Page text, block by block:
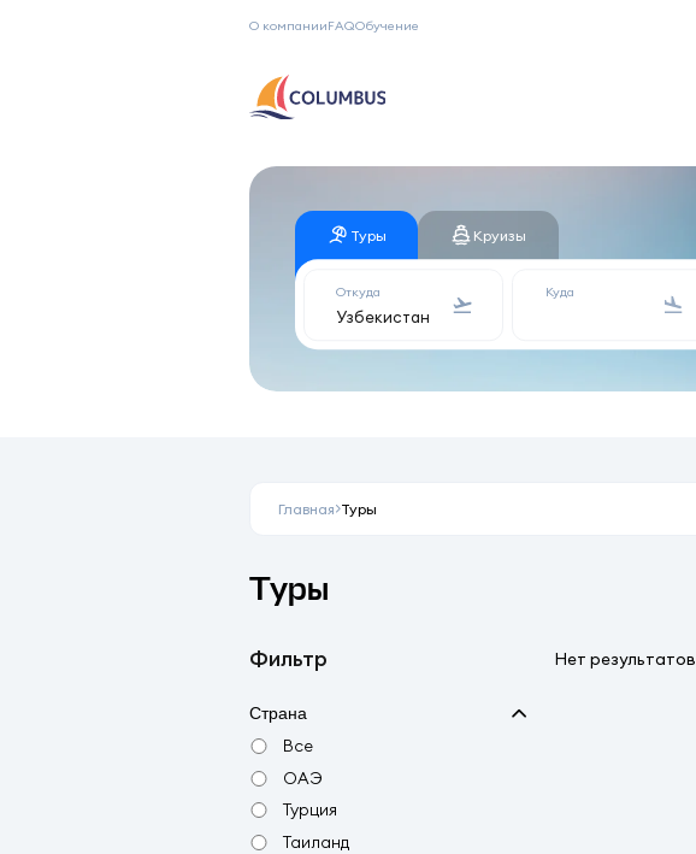
О компанииFAQОбучение
Туры Круизы
Откуда Куда
Главная Туры
Туры
Фильтр
Страна
Все
ОАЭ
Турция
Таиланд
Нет результатов